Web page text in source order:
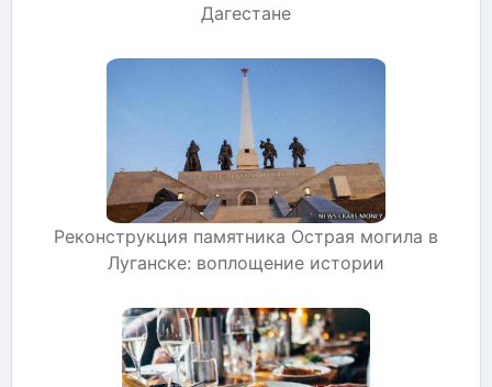
Дагестане
Реконструкция памятника Острая могила в
Луганске: воплощение истории